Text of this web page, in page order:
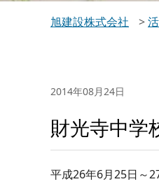
旭建設株式会社 >
2014年08月24日
財光寺中学
平成26年6月25日～